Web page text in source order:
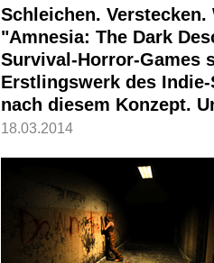
Schleichen.
"Amnesia: The Dark
Survival-Horror-Games
Erstlingswerk des
nach diesem Konzept.
18.03.2014